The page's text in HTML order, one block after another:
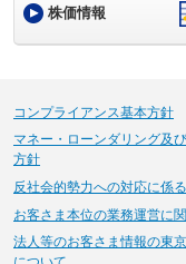
株価情報
コンプライアンス基本方針
マネー・ローンダリング及
方針
反社会的勢力への対応に係
お客さま本位の業務運営に
法人等のお客さま情報の東